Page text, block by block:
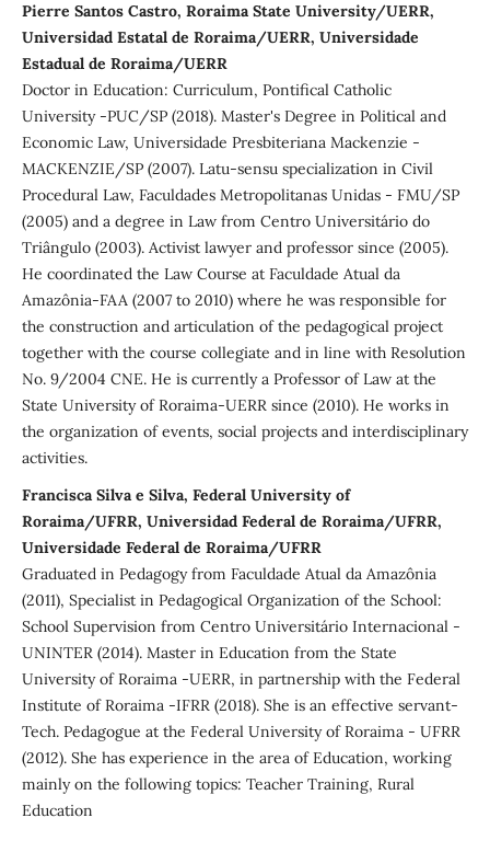
Pierre Santos Castro, Roraima State University/UERR,
Universidad Estatal de Roraima/UERR, Universidade
Estadual de Roraima/UERR
Doctor in Education: Curriculum, Pontifical Catholic
University -PUC/SP (2018). Master's Degree in Political and
Economic Law, Universidade Presbiteriana Mackenzie -
MACKENZIE/SP (2007). Latu-sensu specialization in Civil
Procedural Law, Faculdades Metropolitanas Unidas - FMU/SP
(2005) and a degree in Law from Centro Universitário do
Triângulo (2003). Activist lawyer and professor since (2005).
He coordinated the Law Course at Faculdade Atual da
Amazônia-FAA (2007 to 2010) where he was responsible for
the construction and articulation of the pedagogical project
together with the course collegiate and in line with Resolution
No. 9/2004 CNE. He is currently a Professor of Law at the
State University of Roraima-UERR since (2010). He works in
the organization of events, social projects and interdisciplinary
activities.
Francisca Silva e Silva, Federal University of
Roraima/UFRR, Universidad Federal de Roraima/UFRR,
Universidade Federal de Roraima/UFRR
Graduated in Pedagogy from Faculdade Atual da Amazônia
(2011), Specialist in Pedagogical Organization of the School:
School Supervision from Centro Universitário Internacional -
UNINTER (2014). Master in Education from the State
University of Roraima -UERR, in partnership with the Federal
Institute of Roraima -IFRR (2018). She is an effective servant-
Tech. Pedagogue at the Federal University of Roraima - UFRR
(2012). She has experience in the area of Education, working
mainly on the following topics: Teacher Training, Rural
Education